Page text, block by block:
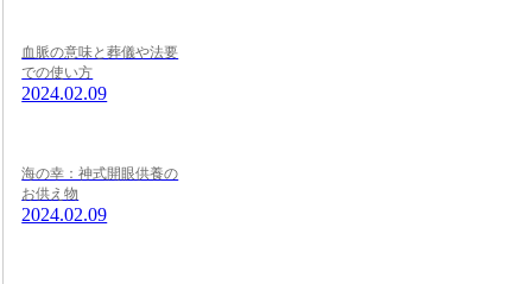
血脈の意味と葬儀や法要
での使い方
2024.02.09
海の幸：神式開眼供養の
お供え物
2024.02.09